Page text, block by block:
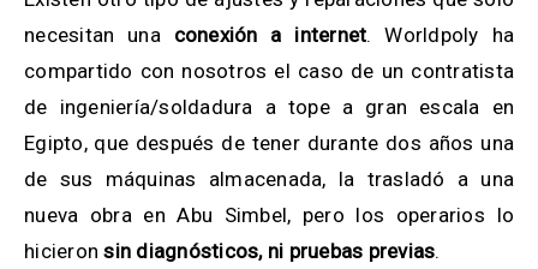
necesitan una conexión a internet. Worldpoly ha
compartido con nosotros el caso de un contratista
de ingeniería/soldadura a tope a gran escala en
Egipto, que después de tener durante dos años una
de sus máquinas almacenada, la trasladó a una
nueva obra en Abu Simbel, pero los operarios lo
hicieronsin diagnósticos, ni pruebas previas.